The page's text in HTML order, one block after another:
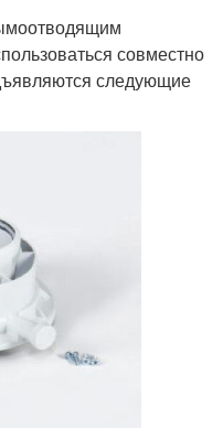
совместно
следующие